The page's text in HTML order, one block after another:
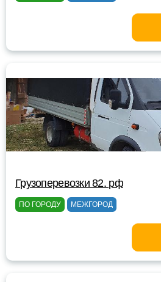
Грузоперевозки 82. рф
ПО ГОРОДУ МЕЖГОРОД